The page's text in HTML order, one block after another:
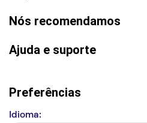
Nós recomendamos
Ajuda e suporte
Preferências
Idioma: